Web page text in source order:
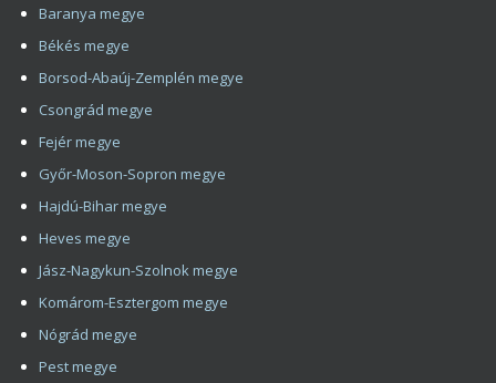
Baranya megye
Békés megye
Borsod-Abaúj-Zemplén megye
Csongrád megye
Fejér megye
Győr-Moson-Sopron megye
Hajdú-Bihar megye
Heves megye
Jász-Nagykun-Szolnok megye
Komárom-Esztergom megye
Nógrád megye
Pest megye